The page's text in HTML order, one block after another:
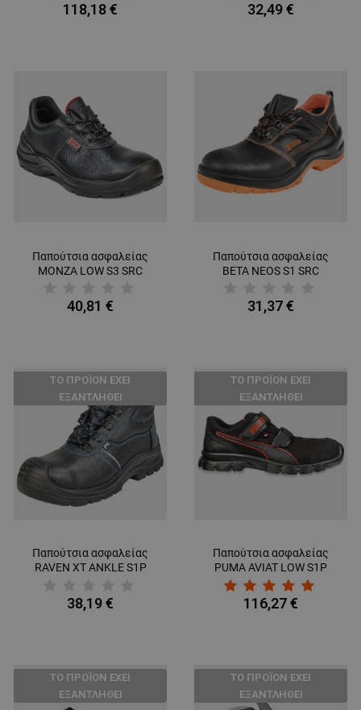
118,18 € 32,49 €
Παπούτσια ασφαλείας
MONZA LOW S3 SRC
40,81 €
Παπούτσια ασφαλείας
BETA NEOS S1 SRC
31,37 €
ТΟ ΠΡΟΪΌΝ ΈΧΕΙ
ΕΞΑΝΤΛΗΘΕΊ
Παπούτσια ασφαλείας
RAVEN XT ANKLE S1P
38,19 €
ТΟ ΠΡΟΪΌΝ ΈΧΕΙ
ΕΞΑΝΤΛΗΘΕΊ
Παπούτσια ασφαλείας
PUMA AVIAT LOW S1P
ESD SRC
116,27 €
ТΟ ΠΡΟΪΌΝ ΈΧΕΙ
ΕΞΑΝΤΛΗΘΕΊ
ТΟ ΠΡΟΪΌΝ ΈΧΕΙ
ΕΞΑΝΤΛΗΘΕΊ